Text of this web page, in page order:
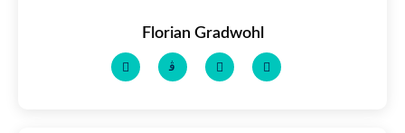
Florian Gradwohl